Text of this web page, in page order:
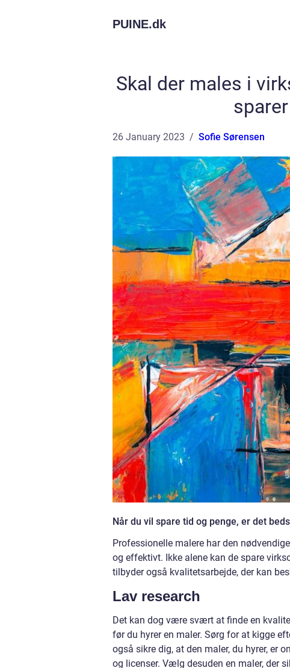
PUINE.dk
Skal der males i
26 January 2023 Sofie Sørensen
Når du vil spare tid og penge, er det
Professionelle malere har den
og effektivt. Ikke alene kan de spare
tilbyder også kvalitetsarbejde, der kan
Lav research
Det kan dog være svært at finde en
før du hyrer en maler. Sørg for at kigge
også sikre dig, at den maler, du hyrer, er
og licenser. Vælg desuden en maler, der